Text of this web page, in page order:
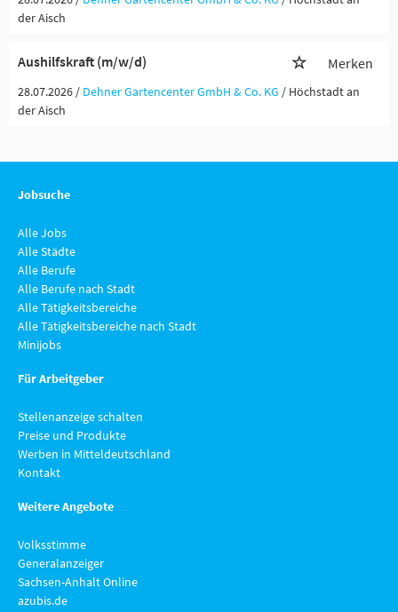
der Aisch
Aushilfskraft (m/w/d) Merken
28.07.2026 / Dehner Gartencenter GmbH & Co. KG / Höchstadt an
der Aisch
Jobsuche
Alle Jobs
Alle Städte
Alle Berufe
Alle Berufe nach Stadt
Alle Tätigkeitsbereiche
Alle Tätigkeitsbereiche nach Stadt
Minijobs
Für Arbeitgeber
Stellenanzeige schalten
Preise und Produkte
Werben in Mitteldeutschland
Kontakt
Weitere Angebote
Volksstimme
Generalanzeiger
Sachsen-Anhalt Online
azubis.de